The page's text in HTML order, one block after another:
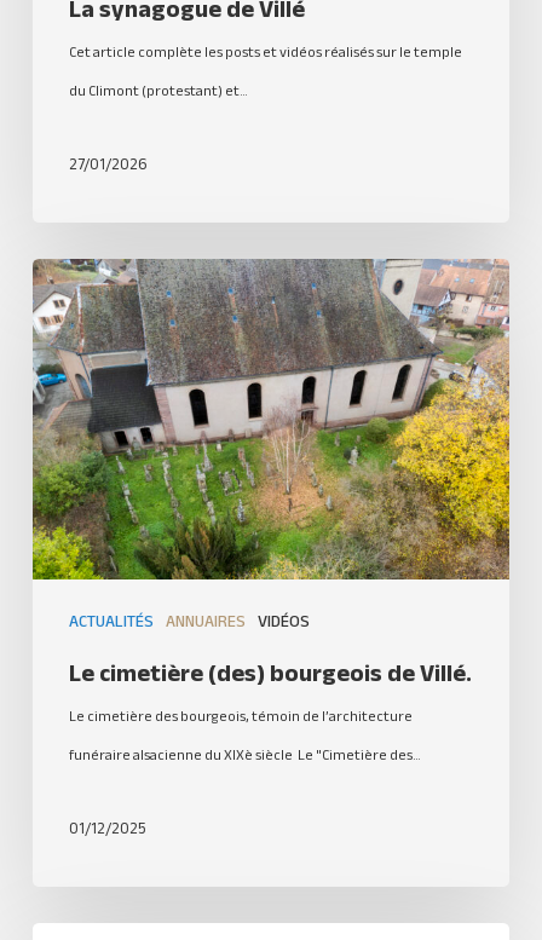
La synagogue de Villé
Cet article complète les posts et vidéos réalisés sur le temple
du Climont (protestant) et…
27/01/2026
ACTUALITÉS ANNUAIRES VIDÉOS
Le cimetière (des) bourgeois de Villé.
Le cimetière des bourgeois, témoin de l’architecture
funéraire alsacienne du XIXè siècle Le "Cimetière des…
01/12/2025